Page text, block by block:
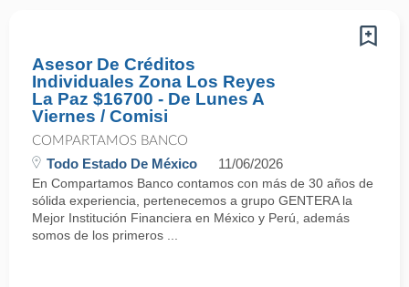
Asesor De Créditos
Individuales Zona Los Reyes
La Paz $16700 - De Lunes A
Viernes / Comisi
COMPARTAMOS BANCO
Todo Estado De México 11/06/2026
En Compartamos Banco contamos con más de 30 años de
sólida experiencia, pertenecemos a grupo GENTERA la
Mejor Institución Financiera en México y Perú, además
somos de los primeros ...